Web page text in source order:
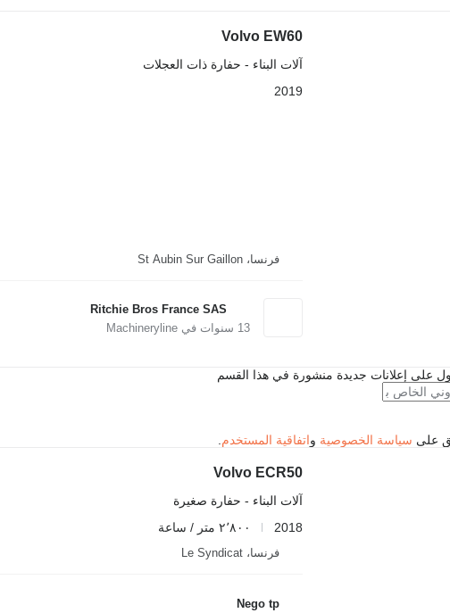
Volvo EW60
آلات البناء - حفارة ذات العجلات
2019
فرنسا، St Aubin Sur Gaillon
Ritchie Bros France SAS
13 سنوات في Machineryline
على إعلانات جديدة منشورة في هذا القسم
على سياسة الخصوصية واتفاقية المستخدم
Volvo ECR50
آلات البناء - حفارة صغيرة
2018
٢٬٨٠٠ متر / ساعة
فرنسا، Le Syndicat
Nego tp